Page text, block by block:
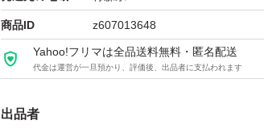
#ニンニク#にんにく#ガーリッ
商品ID z607013648
Yahoo!フリマは全品送料無料・匿名配送
代金は運営が一旦預かり、評価後、出品者に支払われます
出品者